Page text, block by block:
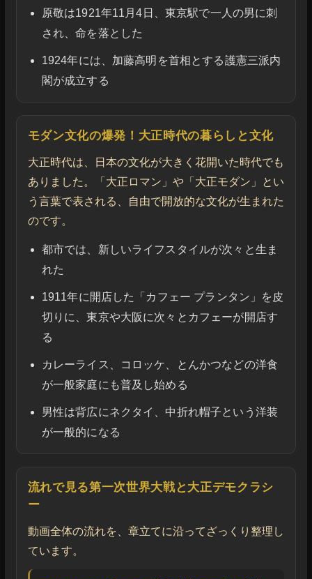
原敬は1921年11月4日、東京駅で一人の男に刺
され、命を落とした
1924年には、加藤高明を首相とする護憲三派内
閣が成立する
モダン文化の爆発！大正時代の暮らしと文化
大正時代は、日本の文化が大きく花開いた時代でも
ありました。「大正ロマン」や「大正モダン」とい
う言葉で表される、自由で開放的な文化が生まれた
のです。
都市では、新しいライフスタイルが次々と生ま
れた
1911年に開店した「カフェー プランタン」を皮
切りに、東京や大阪に次々とカフェーが開店す
る
カレーライス、コロッケ、とんかつなどの洋食
が一般家庭にも普及し始める
男性は背広にネクタイ、中折れ帽子という洋装
が一般的になる
流れで見る第一次世界大戦と大正デモクラシ
ー
動画全体の流れを、章立てに沿ってざっくり整理し
ています。